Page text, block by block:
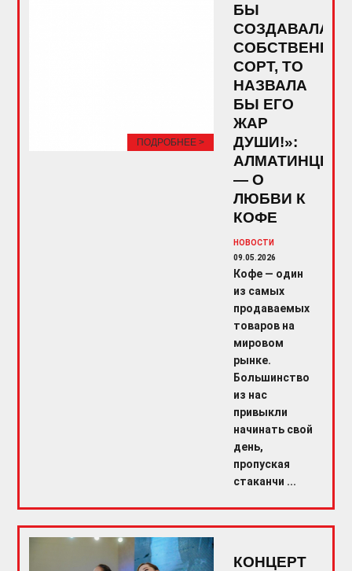
ПОДРОБНЕЕ >
БЫ
СОЗДАВАЛА
СОРТ, ТО
НАЗВАЛА
БЫ ЕГО
ЖАР
ДУШИ!»:
АЛМАТИНЦЫ
— О
ЛЮБВИ К
КОФЕ
НОВОСТИ
09.05.2026
Кофе — один
из самых
продаваемых
товаров на
мировом
рынке.
Большинство
из нас
привыкли
начинать свой
день,
пропуская
стаканчи ...
КОНЦЕРТ